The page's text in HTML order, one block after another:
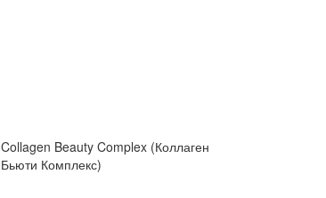
Collagen Beauty Complex (Коллаген
Бьюти Комплекс)